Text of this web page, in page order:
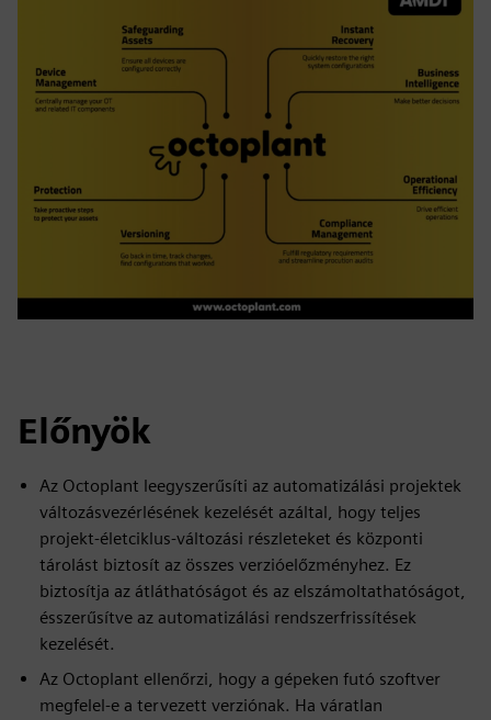
Előnyök
Az Octoplant leegyszerűsíti az automatizálási projektek
változásvezérlésének kezelését azáltal, hogy teljes
projekt-életciklus-változási részleteket és központi
tárolást biztosít az összes verzióelőzményhez. Ez
biztosítja az átláthatóságot és az elszámoltathatóságot,
ésszerűsítve az automatizálási rendszerfrissítések
kezelését.
Az Octoplant ellenőrzi, hogy a gépeken futó szoftver
megfelel-e a tervezett verziónak. Ha váratlan